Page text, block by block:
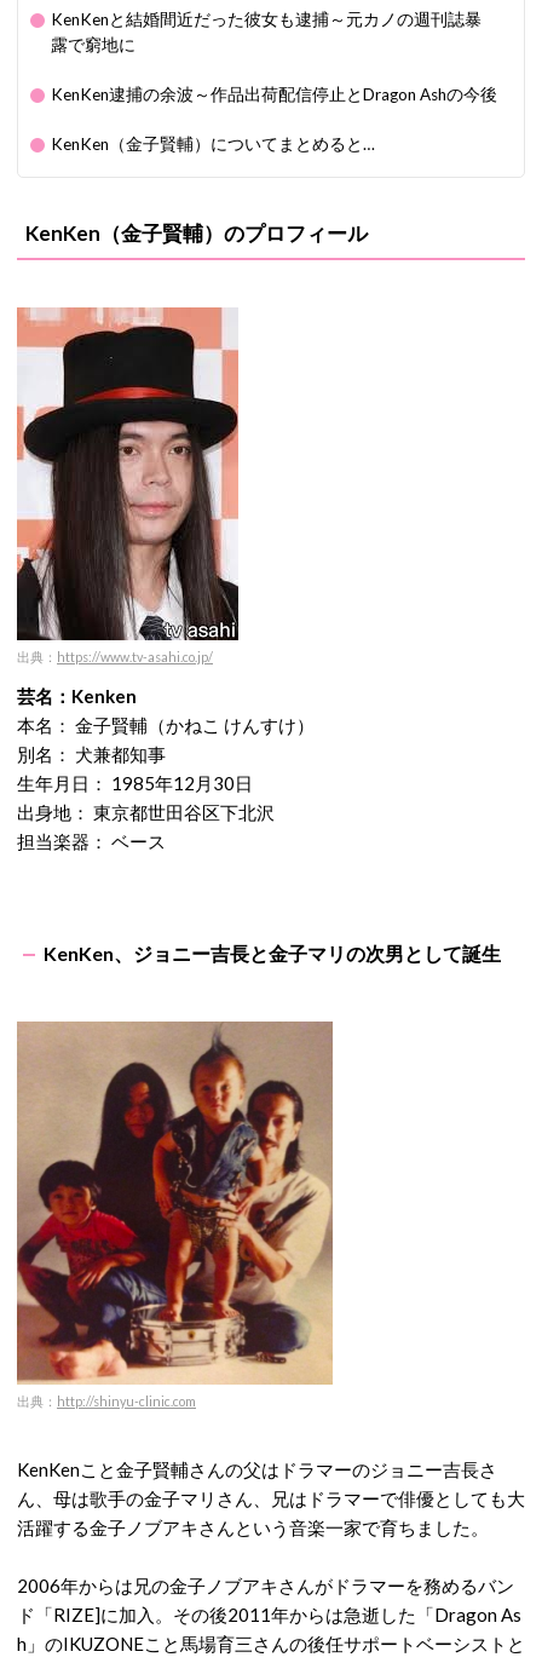
KenKenと結婚間近だった彼女も逮捕～元カノの週刊誌暴
露で窮地に
KenKen逮捕の余波～作品出荷配信停止とDragon Ashの今後
KenKen（金子賢輔）についてまとめると…
KenKen（金子賢輔）のプロフィール
出典 ： https://www.tv-asahi.co.jp/
芸名：Kenken
本名： 金子賢輔（かねこ けんすけ）
別名： 犬兼都知事
生年月日： 1985年12月30日
出身地： 東京都世田谷区下北沢
担当楽器： ベース
KenKen、ジョニー吉長と金子マリの次男として誕生
出典： http://shinyu-clinic.com
KenKenこと金子賢輔さんの父はドラマーのジョニー吉長さ
ん、母は歌手の金子マリさん、兄はドラマーで俳優としても大
活躍する金子ノブアキさんという音楽一家で育ちました。
2006年からは兄の金子ノブアキさんがドラマーを務めるバン
ド「RIZE]に加入。その後2011年からは急逝した「Dragon As
h」のIKUZONEこと馬場育三さんの後任サポートベーシストと